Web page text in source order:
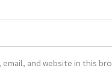
email, and website in this